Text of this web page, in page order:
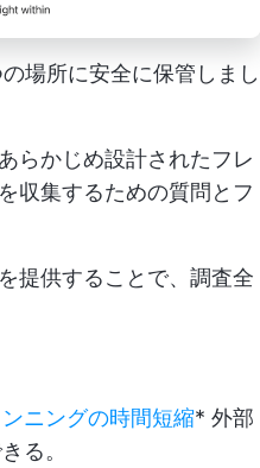
場所に安全に保管しまし
らかじめ設計されたフレ
収集するための質問とフ
提供することで、調査全
ニングの時間短縮* 外部
る。